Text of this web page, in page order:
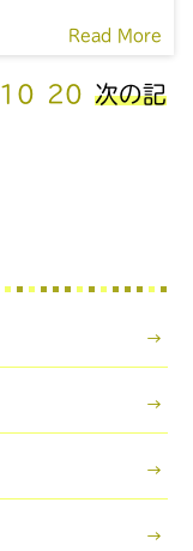
Read More
10 20 次の記